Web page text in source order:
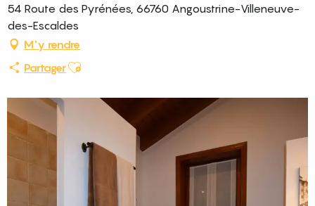
54 Route des Pyrénées, 66760 Angoustrine-Villeneuve-
des-Escaldes
M'y rendre
PartagerAjouter aux favoris